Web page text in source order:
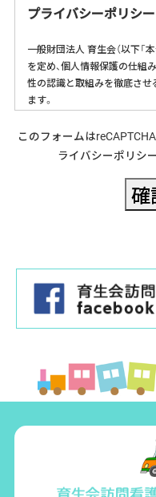
プライバシーポリシー
一般財団法人 育生会（以下「
を定め、個人情報保護の仕組
性の認識と取組みを徹底させ
ます。
個人情報の管理
本会は、お客様の個人情報を
不正アクセス・紛失・破損・
ィシステムの維持・管理体制
講じ、安全対策を実施し個人
お客様からお預りした個人情
ご質問に対する回答として
本会内部での利用目的
介護保険事務
介護サービスの利用に
・入退所等の管理
・会計・経理・事故等の
・当該利用者の介護・
このフォームは
ライバシーポリシー